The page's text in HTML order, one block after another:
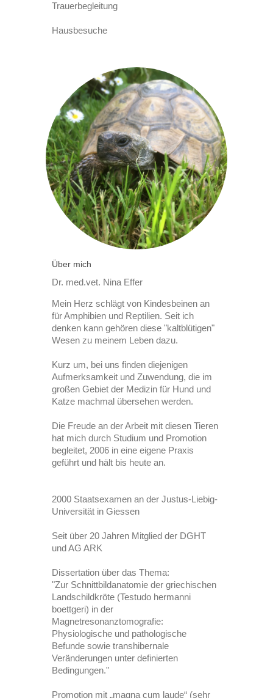
Trauerbegleitung
Hausbesuche
Über mich
Dr. med.vet. Nina Effer
Mein Herz schlägt von Kindesbeinen an
für Amphibien und Reptilien. Seit ich
denken kann gehören diese "kaltblütigen"
Wesen zu meinem Leben dazu.
Kurz um, bei uns finden diejenigen
Aufmerksamkeit und Zuwendung, die im
großen Gebiet der Medizin für Hund und
Katze machmal übersehen werden.
Die Freude an der Arbeit mit diesen Tieren
hat mich durch Studium und Promotion
begleitet, 2006 in eine eigene Praxis
geführt und hält bis heute an.
2000 Staatsexamen an der Justus-Liebig-
Universität in Giessen
Seit über 20 Jahren Mitglied der DGHT
und AG ARK
Dissertation über das Thema:
"Zur Schnittbildanatomie der griechischen
Landschildkröte (Testudo hermanni
boettgeri) in der
Magnetresonanztomografie:
Physiologische und pathologische
Befunde sowie transhibernale
Veränderungen unter definierten
Bedingungen."
Promotion mit „magna cum laude“ (sehr